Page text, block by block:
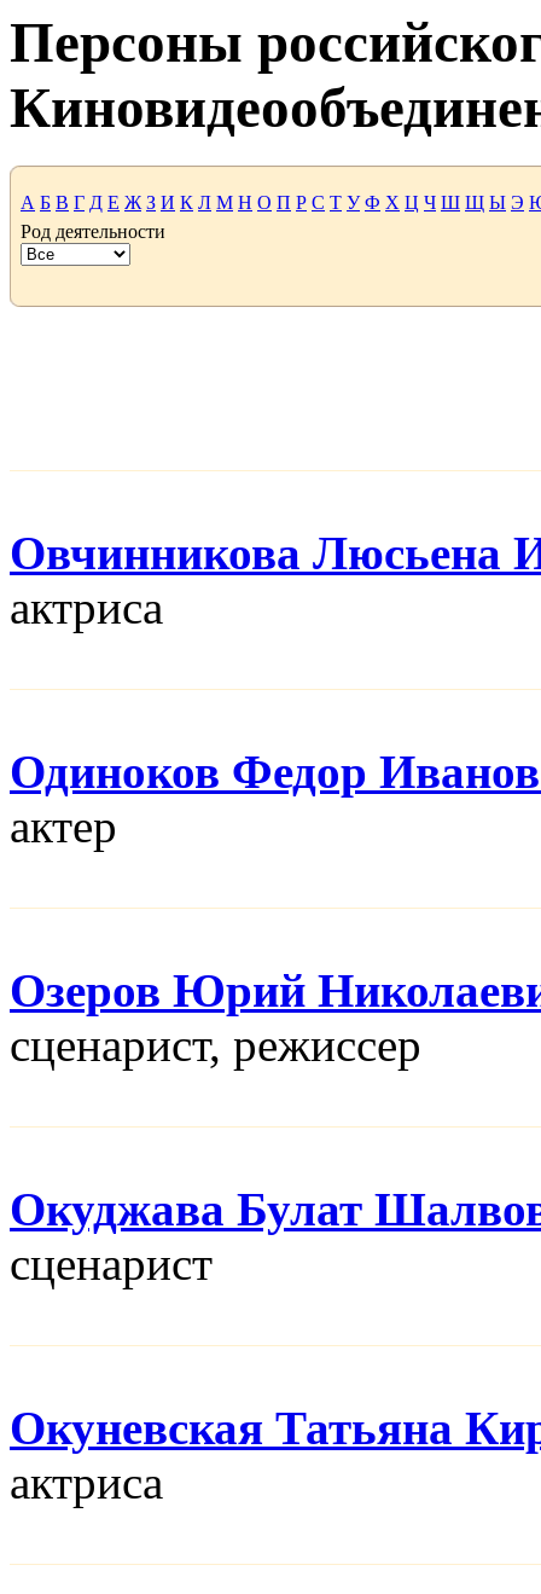
Персоны
А Б В Г Д Е Ж З И К Л М Н О П Р С Т У Ф Х Ц Ч Ш Щ Ы Э
Род деятельности
Овчинникова Люсьена
актриса
Одиноков Федор
актер
Озеров Юрий
сценарист, режисcер
Окуджава Булат
сценарист
Окуневская Татьяна
актриса